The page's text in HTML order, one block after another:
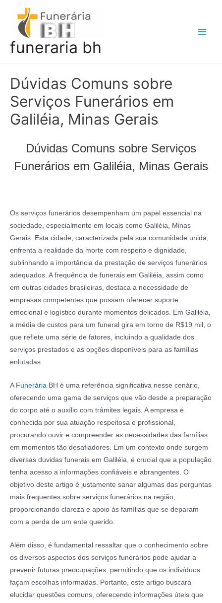
conteúdo
funeraria bh
Dúvidas Comuns sobre
Serviços Funerários em
Galiléia, Minas Gerais
Dúvidas Comuns sobre Serviços
Funerários em Galiléia, Minas Gerais
Os serviços funerários desempenham um papel essencial na
sociedade, especialmente em locais como Galiléia, Minas
Gerais. Esta cidade, caracterizada pela sua comunidade unida,
enfrenta a realidade da morte com respeito e dignidade,
sublinhando a importância da prestação de serviços funerários
adequados. A frequência de funerais em Galiléia, assim como
em outras cidades brasileiras, destaca a necessidade de
empresas competentes que possam oferecer suporte
emocional e logístico durante momentos delicados. Em Galiléia,
a média de custos para um funeral gira em torno de R$19 mil, o
que reflete uma série de fatores, incluindo a qualidade dos
serviços prestados e as opções disponíveis para as famílias
enlutadas.
A Funerária BH é uma referência significativa nesse cenário,
oferecendo uma gama de serviços que vão desde a preparação
do corpo até o auxílio com trâmites legais. A empresa é
conhecida por sua atuação respeitosa e profissional,
procurando ouvir e compreender as necessidades das famílias
em momentos tão desafiadores. Em um contexto onde surgem
diversas duvidas funerais em Galiléia, é crucial que a população
tenha acesso a informações confiáveis e abrangentes. O
objetivo deste artigo é justamente sanar algumas das perguntas
mais frequentes sobre serviços funerários na região,
proporcionando clareza e apoio às famílias que se deparam
com a perda de um ente querido.
Além disso, é fundamental ressaltar que o conhecimento sobre
os diversos aspectos dos serviços funerários pode ajudar a
prevenir futuras preocupações, permitindo que os indivíduos
façam escolhas informadas. Portanto, este artigo buscará
elucidar questões comuns, oferecendo informações úteis que